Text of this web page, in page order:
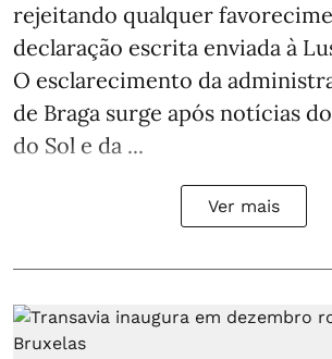
rejeitando qualquer
declaração escrita enviada à
O esclarecimento da
de Braga surge após notícias
do Sol e da ...
Ver mais